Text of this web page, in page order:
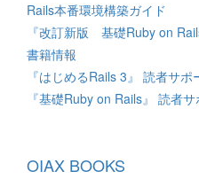
Rails本番環境構築ガイド
『改訂新版 基礎Ruby on
書籍情報
『はじめるRails 3』 読者サポ
『基礎Ruby on Rails』 読者
OIAX BOOKS